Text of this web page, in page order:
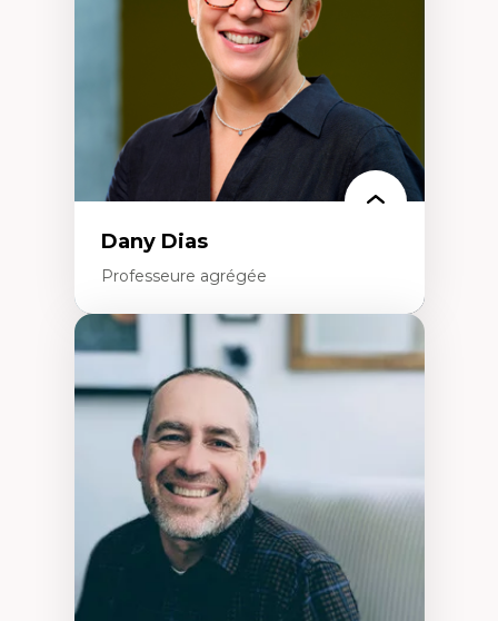
Mouvements sociaux
Théories de l’État
Dany Dias
Professeure agrégée
Expertises
Pédagogies critiques et justice sociale
Éthique relationnelle et sollicitude en
éducation
Décolonisation et autochtonisation de la
formation à l’enseignement
Littératie et didactique du français
Éducation inclusive
Formation à l’enseignement en contexte
francophone minoritaire
Identité linguistique et culturelle
Recherche-action et approches
participatives
Leadership éducatif et pratiques réflexives
Éducation durable et bien-être en